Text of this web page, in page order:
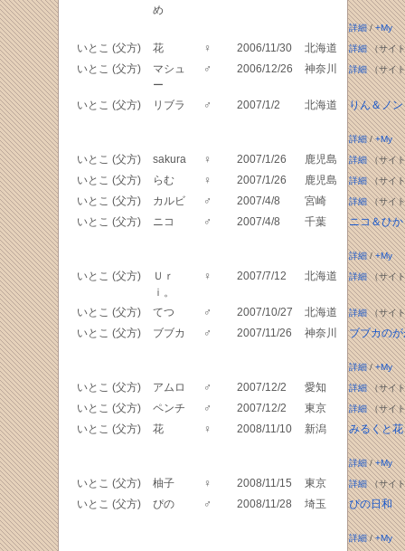
め
詳細/+My
いとこ (父方) 花 ♀ 2006/11/30 北海道 詳細（サイ
いとこ (父方)
マシュ
ー
♂ 2006/12/26 神奈川 詳細（サイ
いとこ (父方) リブラ ♂ 2007/1/2 北海道 りん＆ノン
詳細/+My
いとこ (父方) sakura ♀ 2007/1/26 鹿児島 詳細（サイ
いとこ (父方) らむ ♀ 2007/1/26 鹿児島 詳細（サイ
いとこ (父方) カルビ ♂ 2007/4/8 宮崎 詳細（サイ
いとこ (父方) ニコ ♂ 2007/4/8 千葉 ニコ＆ひ
詳細/+My
いとこ (父方)
Ｕｒ
ｉ。
♀ 2007/7/12 北海道 詳細（サイ
いとこ (父方) てつ ♂ 2007/10/27 北海道 詳細（サイ
いとこ (父方) ブブカ ♂ 2007/11/26 神奈川 ブブカの
詳細/+My
いとこ (父方) アムロ ♂ 2007/12/2 愛知 詳細（サイ
いとこ (父方) ペンチ ♂ 2007/12/2 東京 詳細（サイ
いとこ (父方) 花 ♀ 2008/11/10 新潟 みるくと花
詳細/+My
いとこ (父方) 柚子 ♀ 2008/11/15 東京 詳細（サイ
いとこ (父方) ぴの ♂ 2008/11/28 埼玉 ぴの日和
詳細/+My